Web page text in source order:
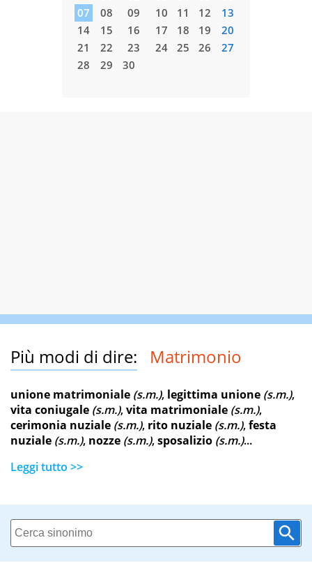
07
08 09 10 11 12
13
14
15 16 17 18 19
20
21
22 23 24 25 26
27
28
29 30
Più modi di dire: Matrimonio
unione matrimoniale (s.m.), legittima unione (s.m.),
vita coniugale (s.m.),vita matrimoniale (s.m.),
cerimonia nuziale (s.m.), rito nuziale (s.m.),festa
nuziale (s.m.), nozze (s.m.),sposalizio (s.m.)...
Leggi tutto >>